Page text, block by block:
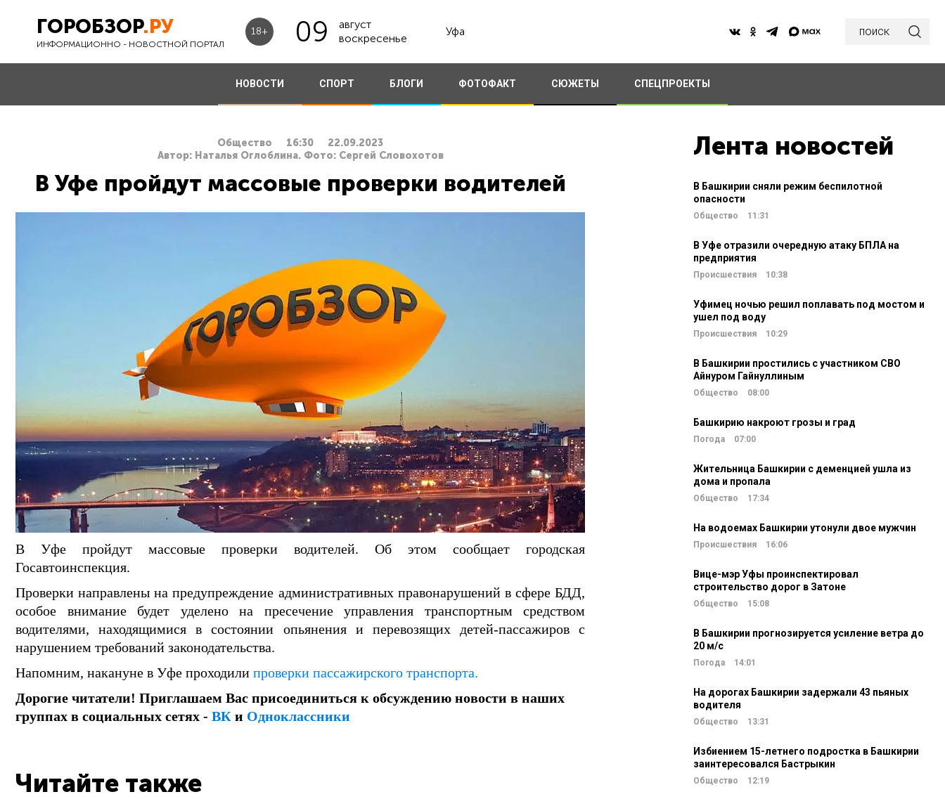
ГОРОБЗОР.РУ
ИНФОРМАЦИОННО - НОВОСТНОЙ ПОРТАЛ
18+ 09
август
воскресенье
Уфа поиск
НОВОСТИ СПОРТ БЛОГИ ФОТОФАКТ СЮЖЕТЫ СПЕЦПРОЕКТЫ
Общество 16:30
22.09.2023
Автор: Наталья Оглоблина. Фото: Сергей Словохотов
В Уфе пройдут массовые проверки водителей
В Уфе пройдут массовые проверки водителей. Об этом сообщает городская
Госавтоинспекция.
Проверки направлены на предупреждение административных правонарушений в сфере БДД,
особое внимание будет уделено на пресечение управления транспортным средством
водителями, находящимися в состоянии опьянения и перевозящих детей-пассажиров с
нарушением требований законодательства.
Напомним, накануне в Уфе проходили проверки пассажирского транспорта.
Дорогие читатели! Приглашаем Вас присоединиться к обсуждению новости в наших
группах в социальных сетях - ВК и Одноклассники
Читайте также
Лента новостей
В Башкирии сняли режим беспилотной
опасности
Общество 11:31
В Уфе отразили очередную атаку БПЛА на
предприятия
Происшествия 10:38
Уфимец ночью решил поплавать под мостом и
ушел под воду
Происшествия 10:29
В Башкирии простились с участником СВО
Айнуром Гайнуллиным
Общество 08:00
Башкирию накроют грозы и град
Погода 07:00
Жительница Башкирии с деменцией ушла из
дома и пропала
Общество 17:34
На водоемах Башкирии утонули двое мужчин
Происшествия 16:06
Вице-мэр Уфы проинспектировал
строительство дорог в Затоне
Общество 15:08
В Башкирии прогнозируется усиление ветра до
20 м/c
Погода 14:01
На дорогах Башкирии задержали 43 пьяных
водителя
Общество 13:31
Избиением 15-летнего подростка в Башкирии
заинтересовался Бастрыкин
Общество 12:19